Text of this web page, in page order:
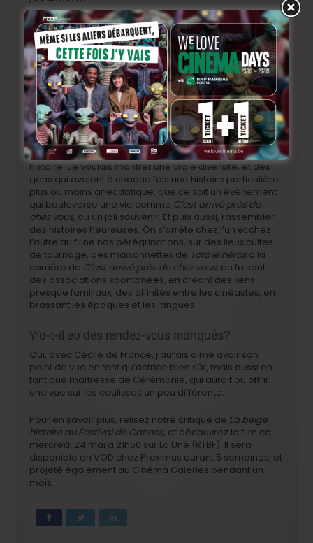
Il a fallu faire des choix évidemment, parce que c’était
impossible de parler de tout le monde, il y a plus de 120
films qui sont passés par le Festival! J’ai essayé de
m’attacher aux gens qui avaient des histoires
particulières par rapport au festival, et de montrer aussi
la diversité de notre cinéma. On connaît plus depuis 15
ans et l’avènement des frères Dardenne un certain
type de cinéma belge, mais on a peut-être oublié un
peu le reste, les comédies, les films avant-gardistes, le
cinéma flamand… Ce panorama du cinéma belge qui
se déploie depuis le tout début du Festival de Cannes
méritait que l’on prenne le temps de raconter son
histoire. Je voulais montrer une vraie diversité, et des
gens qui avaient à chaque fois une histoire particulière,
plus ou moins anecdotique, que ce soit un évènement
qui bouleverse une vie comme C’est arrivé près de
chez vous, ou un joli souvenir. Et puis aussi, rassembler
des histoires heureuses. On s’arrête chez l’un et chez
l’autre au fil ne nos pérégrinations, sur des lieux cultes
de tournage, des maisonnettes de Toto le héros à la
carrière de C’est arrivé près de chez vous, en faisant
des associations spontanées, en créant des liens
presque familiaux, des affinités entre les cinéastes, en
brassant les époques et les langues.
Y’a-t-il eu des rendez-vous manqués?
Oui, avec Cécile de France, j’aurais aimé avoir son
point de vue en tant qu’actrice bien sûr, mais aussi en
tant que maîtresse de Cérémonie, qui aurait pu offrir
une vue sur les coulisses un peu différente.
Pour en savoir plus, relisez notre critique de La belge
histoire du Festival de Cannes, et découvrez le film ce
mercredi 24 mai à 21h50 sur La Une (RTBF). Il sera
disponible en VOD chez Proximus durant 5 semaines, et
projeté également au Cinéma Galeries pendant un
mois.